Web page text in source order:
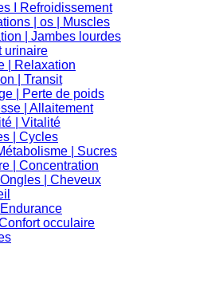
I Refroidissement
| os | Muscles
| Jambes lourdes
urinaire
| Relaxation
| Transit
| Perte de poids
| Allaitement
| Vitalité
| Cycles
| Sucres
| Concentration
| Cheveux
occulaire